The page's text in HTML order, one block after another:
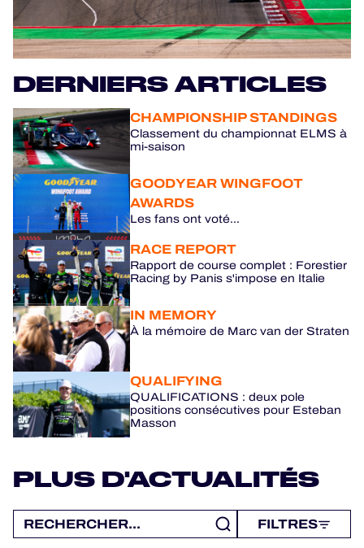
JEU OFFICIEL
HOSPITALITY
BILLETTERIE
24H LEMANS
FIAWEC
MLMC
ALMS
DERNIERS ARTICLES
CHAMPIONSHIP STANDINGS
Classement du championnat ELMS à
mi-saison
GOODYEAR WINGFOOT
AWARDS
Les fans ont voté...
RACE REPORT
Rapport de course complet : Forestier
Racing by Panis s'impose en Italie
IN MEMORY
À la mémoire de Marc van der Straten
QUALIFYING
QUALIFICATIONS : deux pole
positions consécutives pour Esteban
Masson
PLUS D'ACTUALITÉS
FILTRES